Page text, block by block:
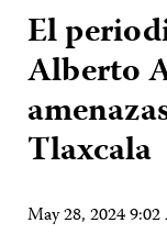
El
Alberto
Tlaxcala
May 28, 2024